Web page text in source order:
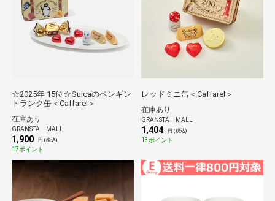
☆2025年 15位☆Suicaのペンギン
トランク缶＜Caffarel＞
在庫あり
GRANSTA MALL
1,900 円 (税込)
17ポイント
レッドミニ缶＜Caffarel＞
在庫あり
GRANSTA MALL
1,404 円 (税込)
13ポイント